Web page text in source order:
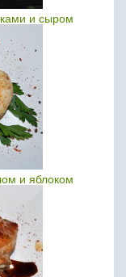
и сыром
и яблоком